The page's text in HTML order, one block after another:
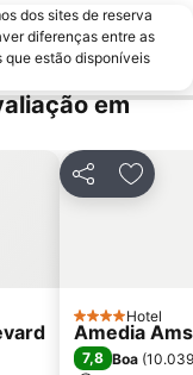
Beach
o Bairro da Luz Vermelha
Bollenstreek
dos sites de reserva
diferenças entre as
que estão disponíveis
em
Partilhar
4 Estrelas
Hotel
Amedia
7,8 Boa (